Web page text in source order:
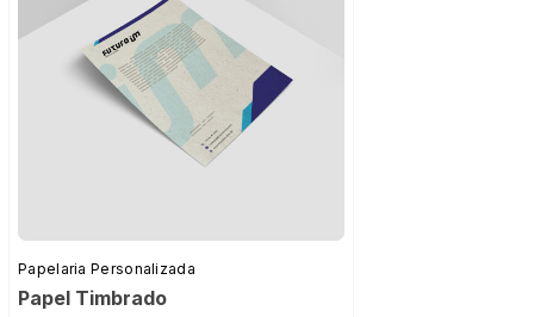
Papelaria Personalizada
Papel Timbrado